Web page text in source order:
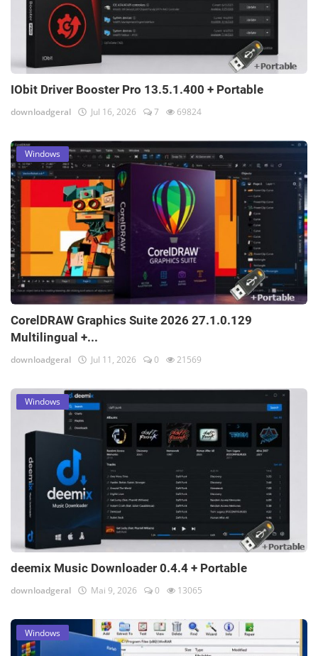
IObit Driver Booster Pro 13.5.1.400 + Portable
downloadgeral Jul 16, 2026 7 69824
Windows
CorelDRAW Graphics Suite 2026 27.1.0.129
Multilingual +...
downloadgeral Jul 11, 2026 0 21569
Windows
deemix Music Downloader 0.4.4 + Portable
downloadgeral Mai 9, 2026 0 13065
Windows